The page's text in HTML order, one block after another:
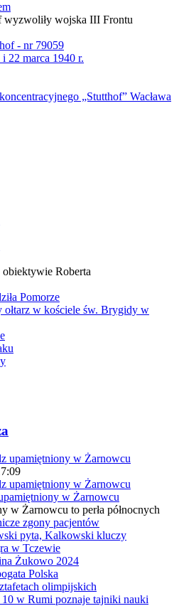
wyzwoliły wojska III Frontu
- nr 79059
22 marca 1940 r.
„Stutthof” Wacława
Roberta
Pomorze
w kościele św. Brygidy w
w Żarnowcu
w Żarnowcu to perła północnych
zgony pacjentów
pyta, Kalkowski kluczy
w Tczewie
Żukowo 2024
Polska
olimpijskich
w Rumi poznaje tajniki nauki